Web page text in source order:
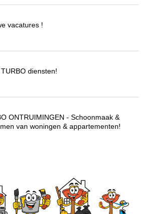
vacatures !
diensten!
ONTRUIMINGEN - Schoonmaak &
van woningen & appartementen!